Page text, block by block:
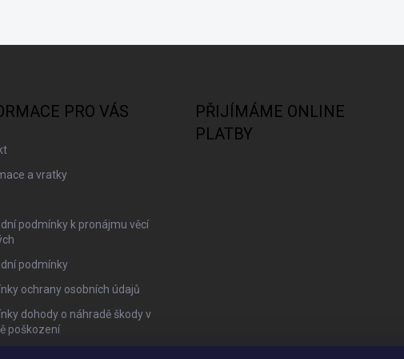
PRO VÁS
a vratky
podmínky k pronájmu věcí
podmínky
ochrany osobních údajů
dohody o náhradě škody v
poškození
PŘIJÍMÁME ONLINE
PLATBY